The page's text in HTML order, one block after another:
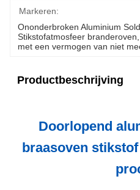
Markeren:
Ononderbroken Aluminium
Stikstofatmosfeer branderoven
met een vermogen van niet
Productbeschrijving
Doorlopend
braasoven